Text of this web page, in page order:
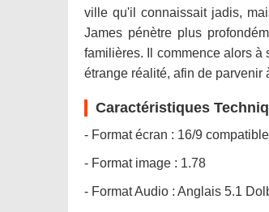
ville qu'il connaissait jadis,
James pénètre plus
familières. Il commence alors à
étrange réalité, afin de parvenir
Caractéristiques
- Format écran : 16/9
- Format image : 1.78
- Format Audio : Anglais 5.1